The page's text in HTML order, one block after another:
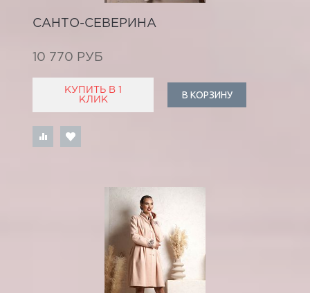
САНТО-СЕВЕРИНА
10 770 РУБ
КУПИТЬ В 1
КЛИК
В КОРЗИНУ